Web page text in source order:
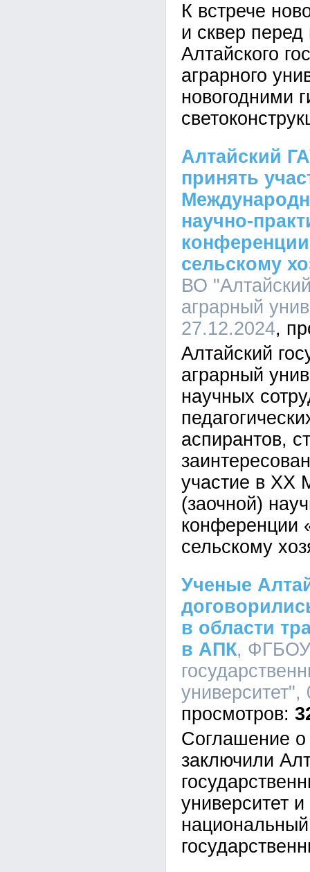
К встрече
и сквер
Алтайского
аграрного
новогодними
Алтайский
принять
научно-
сельскому
ВО
аграрный
27.12.2024
Алтайский
аграрный
научных
аспирантов,
участие в XX
(заочной)
конференции
сельскому
Ученые
в области
в АПК, ФГБОУ
Соглашение о
заключили
университет